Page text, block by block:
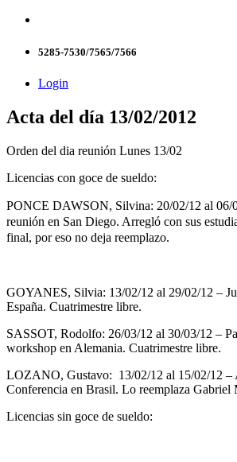
5285-7530/7565/7566
Login
Acta del día 13/02/2012
Orden del dia reunión Lunes 13/02
Licencias con goce de sueldo:
PONCE DAWSON, Silvina: 20/02/12 al 06/
reunión en San Diego. Arregló con sus
final, por eso no deja reemplazo.
GOYANES, Silvia: 13/02/12 al 29/02/12 –
España. Cuatrimestre libre.
SASSOT, Rodolfo: 26/03/12 al 30/03/12 –
workshop en Alemania. Cuatrimestre libre.
LOZANO, Gustavo: 13/02/12 al 15/02/12 –
Conferencia en Brasil. Lo reemplaza Gabriel
Licencias sin goce de sueldo: